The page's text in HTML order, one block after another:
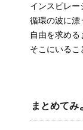
インスピレ
循環の波に漂
自由を求める
そこにいるこ
まとめてみ